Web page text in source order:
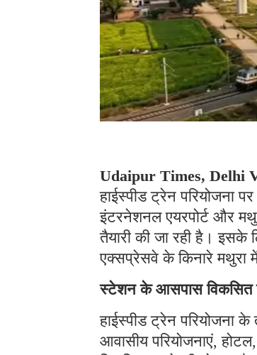
Udaipur Times, Delhi
हाईस्पीड ट्रेन परियोजना
इंटरनेशनल एयरपोर्ट और
तैयारी की जा रही है। इसके
एक्सप्रेसवे के किनारे मथुरा
स्टेशन के आसपास विकसित
हाईस्पीड ट्रेन परियोजना
आवासीय परियोजनाएं,